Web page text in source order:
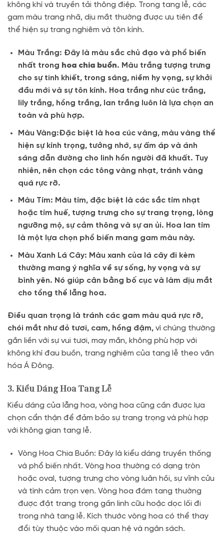
không khí và truyền tải thông điệp. Trong tang lễ, các
gam màu trang nhã, dịu mắt thường được ưu tiên để
thể hiện sự trang nghiêm và tôn kính.
Màu Trắng: Đây là màu sắc chủ đạo và phổ biến
nhất trong hoa chia buồn. Màu trắng tượng trưng
cho sự tinh khiết, trong sáng, niềm hy vọng, sự khởi
đầu mới và sự tôn kính. Hoa trắng như cúc trắng,
lily trắng, hồng trắng, lan trắng luôn là lựa chọn an
toàn và phù hợp.
Màu Vàng:Đặc biệt là hoa cúc vàng, màu vàng thể
hiện sự kính trọng, tưởng nhớ, sự ấm áp và ánh
sáng dẫn đường cho linh hồn người đã khuất. Tuy
nhiên, nên chọn các tông vàng nhạt, tránh vàng
quá rực rỡ.
Màu Tím: Màu tím, đặc biệt là các sắc tím nhạt
hoặc tím huế, tượng trưng cho sự trang trọng, lòng
ngưỡng mộ, sự cảm thông và sự an ủi. Hoa lan tím
là một lựa chọn phổ biến mang gam màu này.
Màu Xanh Lá Cây: Màu xanh của lá cây đi kèm
thường mang ý nghĩa về sự sống, hy vọng và sự
bình yên. Nó giúp cân bằng bố cục và làm dịu mắt
cho tổng thể lẵng hoa.
Điều quan trọng là tránh các gam màu quá rực rỡ,
chói mắt như đỏ tươi, cam, hồng đậm, vì chúng thường
gắn liền với sự vui tươi, may mắn, không phù hợp với
không khí đau buồn, trang nghiêm của tang lễ theo văn
hóa Á Đông.
3. Kiểu Dáng Hoa Tang Lễ
Kiểu dáng của lẵng hoa, vòng hoa cũng cần được lựa
chọn cẩn thận để đảm bảo sự trang trọng và phù hợp
với không gian tang lễ.
Vòng Hoa Chia Buồn: Đây là kiểu dáng truyền thống
và phổ biến nhất. Vòng hoa thường có dạng tròn
hoặc oval, tượng trưng cho vòng luân hồi, sự vĩnh cửu
và tình cảm trọn vẹn. Vòng hoa đám tang thường
được đặt trang trọng gần linh cữu hoặc dọc lối đi
trong nhà tang lễ. Kích thước vòng hoa có thể thay
đổi tùy thuộc vào mối quan hệ và ngân sách.